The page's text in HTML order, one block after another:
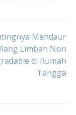
Mendaur
Limbah Non
di Rumah
Tangga